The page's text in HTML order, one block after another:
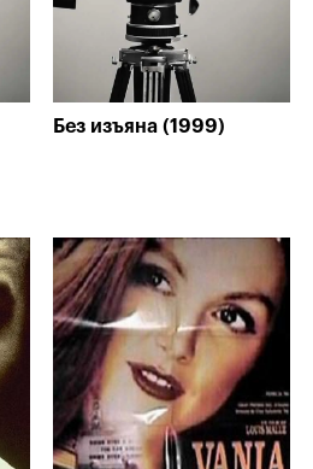
Без изъяна (1999)